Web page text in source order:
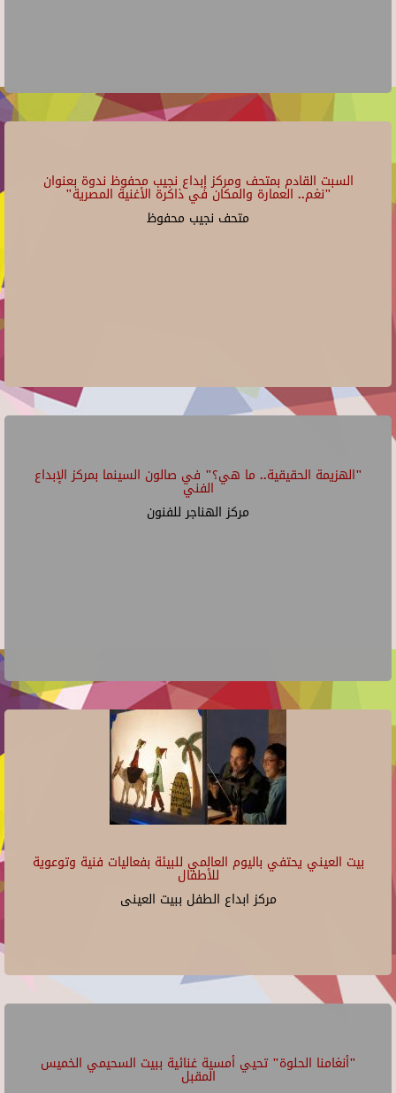
السبت القادم بمتحف ومركز إبداع نجيب محفوظ ندوة بعنوان
"نغم.. العمارة والمكان في ذاكرة الأغنية المصرية"
متحف نجيب محفوظ
"الهزيمة الحقيقية.. ما هي؟" في صالون السينما بمركز الإبداع
الفني
مركز الهناجر للفنون
بيت العيني يحتفي باليوم العالمي للبيئة بفعاليات فنية وتوعوية
للأطفال
مركز ابداع الطفل ببيت العينى
"أنغامنا الحلوة" تحيي أمسية غنائية ببيت السحيمي الخميس
المقبل